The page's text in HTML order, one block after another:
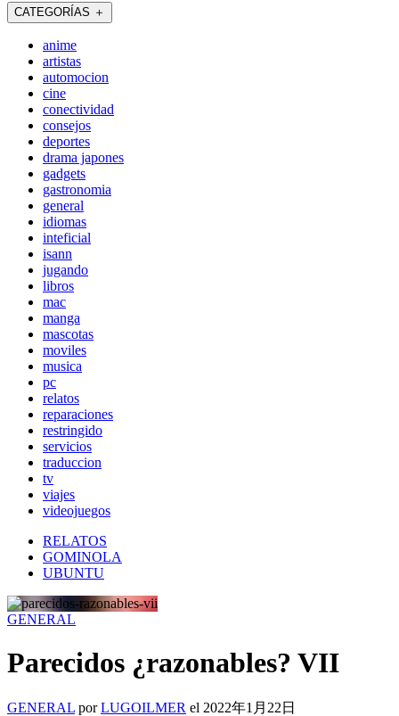
CATEGORÍAS ＋
anime
artistas
automocion
cine
conectividad
consejos
deportes
drama japones
gadgets
gastronomia
general
idiomas
inteficial
isann
jugando
libros
mac
manga
mascotas
moviles
musica
pc
relatos
reparaciones
restringido
servicios
traduccion
tv
viajes
videojuegos
RELATOS
GOMINOLA
UBUNTU
GENERAL
Parecidos ¿razonables? VII
GENERAL por LUGOILMER el 2022年1月22日